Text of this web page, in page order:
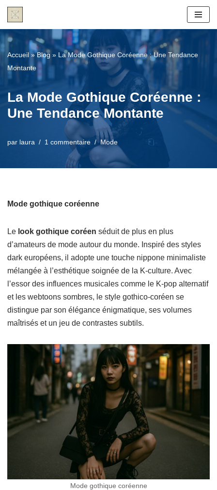
au
contenu
Accueil»Blog » La Mode Gothique Coréenne : Une Tendance
Montante
La Mode Gothique Coréenne :
Une Tendance Montante
par laura 1 commentaire Mode
Mode gothique coréenne
Le look gothique coréen séduit de plus en plus
d’amateurs de mode autour du monde. Inspiré des styles
dark européens, il adopte une touche nippone minimaliste
mélangée à l’esthétique soignée de la K-culture. Avec
l’essor des influences musicales comme le K-pop alternatif
et les webtoons sombres, le style gothico-coréen se
distingue par son élégance énigmatique, ses volumes
maîtrisés et un jeu de contrastes subtils.
Mode gothique coréenne